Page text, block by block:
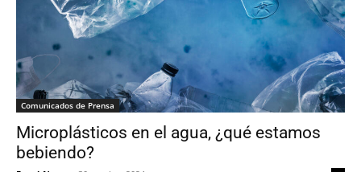
Comunicados de Prensa
Microplásticos en el agua, ¿qué estamos
bebiendo?